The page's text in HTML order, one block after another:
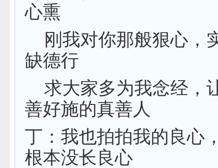
心熏
刚我对你那般狠心，
缺德行
求大家多为我念经，
善好施的真善人
丁：我也拍拍我的良心
根本没长良心